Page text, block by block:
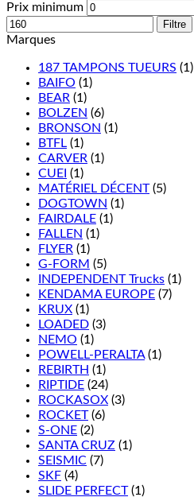
Prix minimum
Filtre
Marques
187 TAMPONS TUEURS (1)
BAIFO (1)
BEAR (1)
BOLZEN (6)
BRONSON (1)
BTFL (1)
CARVER (1)
CUEI (1)
MATÉRIEL DÉCENT (5)
DOGTOWN (1)
FAIRDALE (1)
FALLEN (1)
FLYER (1)
G-FORM (5)
INDEPENDENT Trucks (1)
KENDAMA EUROPE (7)
KRUX (1)
LOADED (3)
NEMO (1)
POWELL-PERALTA (1)
REBIRTH (1)
RIPTIDE (24)
ROCKASOX (3)
ROCKET (6)
S-ONE (2)
SANTA CRUZ (1)
SEISMIC (7)
SKF (4)
SLIDE PERFECT (1)